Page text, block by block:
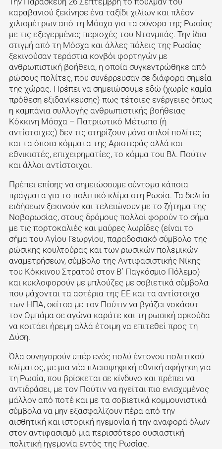
καραβανιού ξεκίνησε ένα ταξίδι χιλίων και πλέον
χιλιομέτρων από τη Μόσχα για τα σύνορα της Ρωσίας
με τις εξεγερμένες περιοχές του Ντονμπάς. Την ίδια
στιγμή από τη Μόσχα και άλλες πόλεις της Ρωσίας
ξεκινούσαν τεράστια κονβόι φορτηγών με
ανθρωπιστική βοήθεια, η οποία συγκεντρώθηκε από
ρώσους πολίτες, που συνέρρευσαν σε διάφορα σημεία
της χώρας. Πρέπει να σημειώσουμε εδώ (χωρίς καμία
πρόθεση εξιδανίκευσης) πως τέτοιες ενέργειες όπως
η καμπάνια συλλογής ανθρωπιστικής βοήθειας
Κόκκινη Μόσχα – Πατριωτικό Μέτωπο (ή
αντίστοιχες) δεν τις στηρίζουν μόνο απλοί πολίτες
και τα όποια κόμματα της Αριστεράς αλλά και
εθνικιστές, επιχειρηματίες, το κόμμα του Βλ. Πούτιν
και άλλοι αντίστοιχοι.
Πρέπει επίσης να σημειώσουμε σύντομα κάποια
πράγματα για το πολιτικό κλίμα στη Ρωσία. Τα δελτία
ειδήσεων ξεκινούν και τελειώνουν με το ζήτημα της
Νοβορωσίας, στους δρόμους πολλοί φορούν το σήμα
με τις πορτοκαλιές και μαύρες λωρίδες (είναι το
σήμα του Αγίου Γεωργίου, παραδοσιακό σύμβολο της
ρώσικης κουλτούρας και των ρωσικών πολεμικών
αναμετρήσεων, σύμβολο της Αντιφασιστικής Νίκης
του Κόκκινου Στρατού στον Β΄ Παγκόσμιο Πόλεμο)
και κυκλοφορούν με μπλούζες με σοβιετικά σύμβολα
που μάχονται τα αστέρια της ΕΕ και τα αντίστοιχα
των ΗΠΑ, σκίτσα με τον Πούτιν να βγάζει νοκάουτ
τον Ομπάμα σε αγώνα καράτε και τη ρωσική αρκούδα
να κοιτάει ήρεμη αλλά έτοιμη να επιτεθεί προς τη
Δύση.
Όλα συνηγορούν υπέρ ενός πολύ έντονου πολιτικού
κλίματος, με μια νέα πλειοψηφική εθνική αφήγηση για
τη Ρωσία, που βρίσκεται σε κίνδυνο και πρέπει να
αντιδράσει, με τον Πούτιν να ηγείται πιο ενισχυμένος
μάλλον από ποτέ και με τα σοβιετικά κομμουνιστικά
σύμβολα να μην εξασφαλίζουν πέρα από την
αισθητική και ιστορική ηγεμονία ή την αναφορά όλων
στον αντιφασισμό μια περισσότερο ουσιαστική
πολιτική ηγεμονία εντός της Ρωσίας.